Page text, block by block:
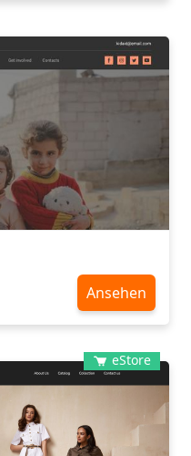
Ansehen
eStore